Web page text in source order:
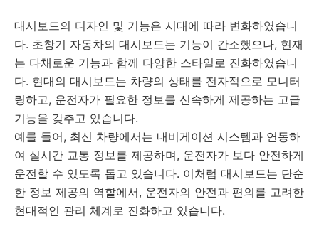
대시보드의 디자인 및 기능은 시대에 따라 변화하였습니
다. 초창기 자동차의 대시보드는 기능이 간소했으나, 현재
는 다채로운 기능과 함께 다양한 스타일로 진화하였습니
다. 현대의 대시보드는 차량의 상태를 전자적으로 모니터
링하고, 운전자가 필요한 정보를 신속하게 제공하는 고급
기능을 갖추고 있습니다.
예를 들어, 최신 차량에서는 내비게이션 시스템과 연동하
여 실시간 교통 정보를 제공하며, 운전자가 보다 안전하게
운전할 수 있도록 돕고 있습니다. 이처럼 대시보드는 단순
한 정보 제공의 역할에서, 운전자의 안전과 편의를 고려한
현대적인 관리 체계로 진화하고 있습니다.